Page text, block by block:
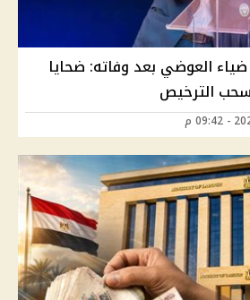
العوضي بعد وفاته: ضحايا
الترخيص